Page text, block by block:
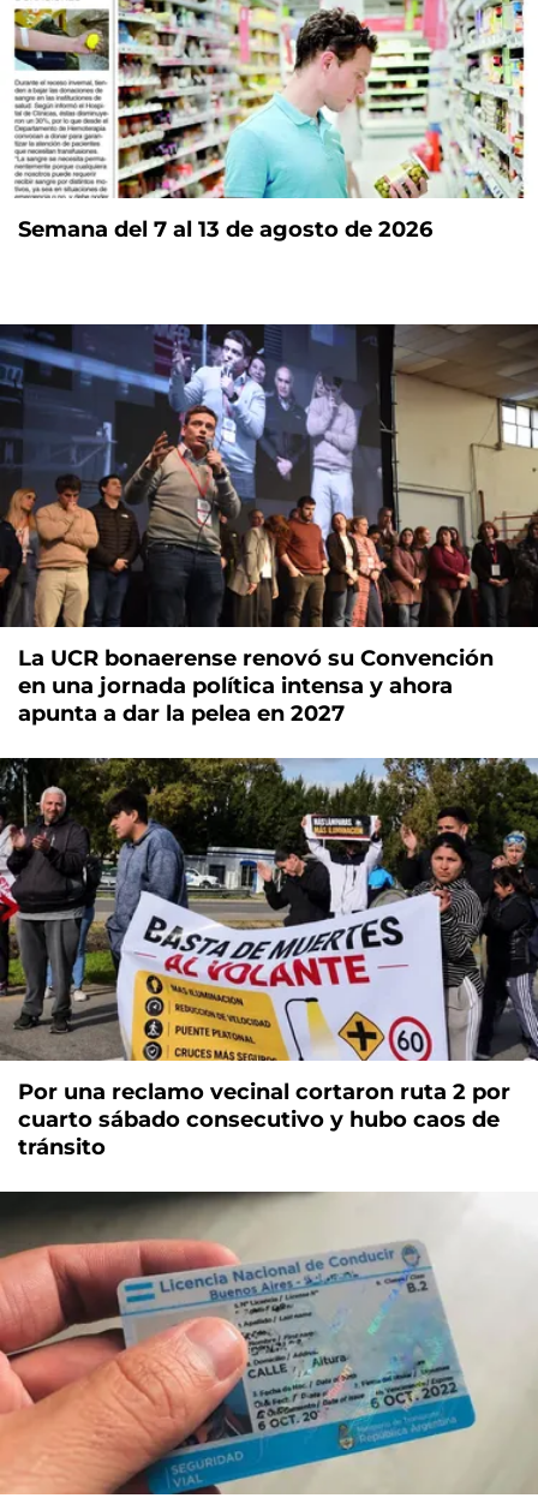
Semana del 7 al 13 de agosto de 2026
La UCR bonaerense renovó su Convención
en una jornada política intensa y ahora
apunta a dar la pelea en 2027
Por una reclamo vecinal cortaron ruta 2 por
cuarto sábado consecutivo y hubo caos de
tránsito